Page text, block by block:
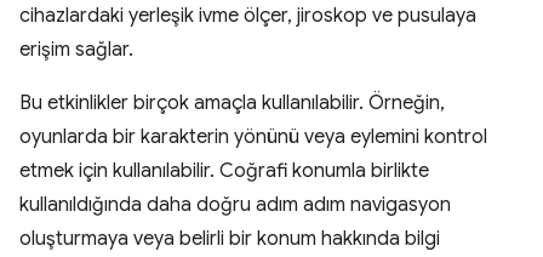
cihazlardaki yerleşik ivme ölçer, jiroskop ve pusulaya
erişim sağlar.
Bu etkinlikler birçok amaçla kullanılabilir. Örneğin,
oyunlarda bir karakterin yönünü veya eylemini kontrol
etmek için kullanılabilir. Coğrafi konumla birlikte
kullanıldığında daha doğru adım adım navigasyon
oluşturmaya veya belirli bir konum hakkında bilgi